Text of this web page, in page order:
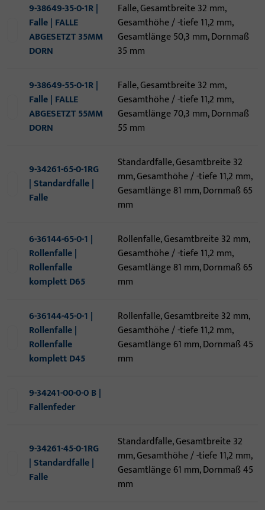
9-38649-35-0-1R |
Falle | FALLE
ABGESETZT 35MM
DORN
Falle, Gesamtbreite 32 mm,
Gesamthöhe / -tiefe 11,2 mm,
Gesamtlänge 50,3 mm, Dornmaß
35 mm
9-38649-55-0-1R |
Falle | FALLE
ABGESETZT 55MM
DORN
Falle, Gesamtbreite 32 mm,
Gesamthöhe / -tiefe 11,2 mm,
Gesamtlänge 70,3 mm, Dornmaß
55 mm
9-34261-65-0-1RG
| Standardfalle |
Falle
Standardfalle, Gesamtbreite 32
mm, Gesamthöhe / -tiefe 11,2 mm,
Gesamtlänge 81 mm, Dornmaß 65
mm
6-36144-65-0-1 |
Rollenfalle |
Rollenfalle
komplett D65
Rollenfalle, Gesamtbreite 32 mm,
Gesamthöhe / -tiefe 11,2 mm,
Gesamtlänge 81 mm, Dornmaß 65
mm
6-36144-45-0-1 |
Rollenfalle |
Rollenfalle
komplett D45
Rollenfalle, Gesamtbreite 32 mm,
Gesamthöhe / -tiefe 11,2 mm,
Gesamtlänge 61 mm, Dornmaß 45
mm
9-34241-00-0-0 B |
Fallenfeder
9-34261-45-0-1RG
| Standardfalle |
Falle
Standardfalle, Gesamtbreite 32
mm, Gesamthöhe / -tiefe 11,2 mm,
Gesamtlänge 61 mm, Dornmaß 45
mm